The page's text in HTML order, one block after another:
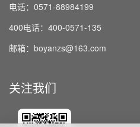
电话：0571-88984199
400电话：400-0571-135
邮箱：boyanzs@163.com
关注我们